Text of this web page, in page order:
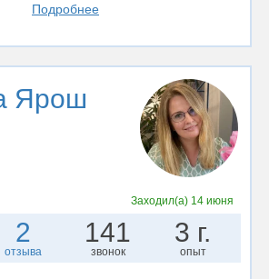
Подробнее
Ярош
Заходил(а) 14 июня
2
отзыва
141
звонок
3 г.
опыт